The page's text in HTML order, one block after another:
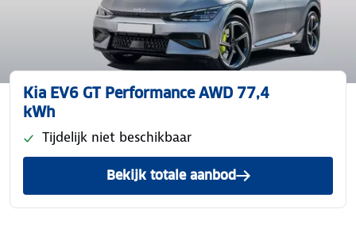
Kia EV6 GT Performance AWD 77,4
kWh
Tijdelijk niet beschikbaar
Bekijk totale aanbod